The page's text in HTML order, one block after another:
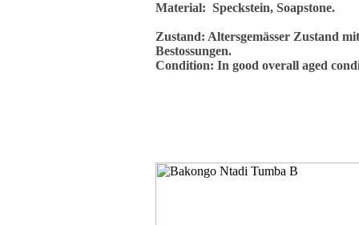
Material: Speckstein, Soapstone.
Zustand: Altersgemässer Zustand
Bestossungen.
Condition: In good overall aged